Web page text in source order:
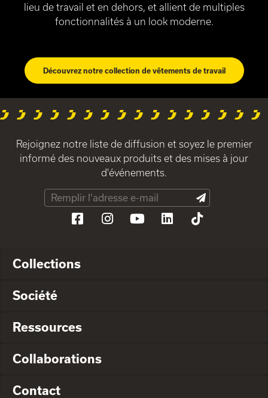
lieu de travail et en dehors, et allient de multiples
fonctionnalités à un look moderne.
Découvrez notre collection de vêtements de travail
Rejoignez notre liste de diffusion et soyez le premier
informé des nouveaux produits et des mises à jour
d'événements.
Collections
Société
Ressources
Collaborations
Contact